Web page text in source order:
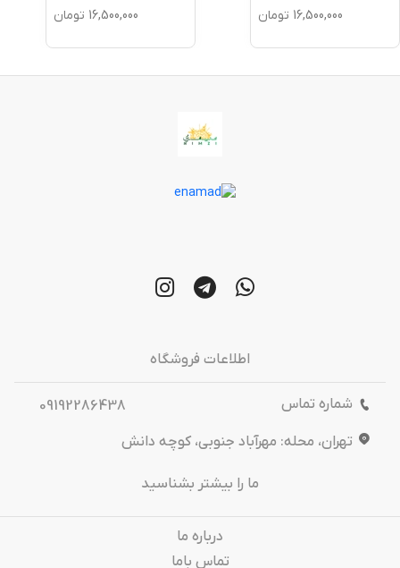
16,500,000 تومان 16,500,000 تومان
اطلاعات فروشگاه
شماره تماس
09192286438
تهران، محله: مهرآباد جنوبی، کوچه دانش
ما را بیشتر بشناسید
درباره‌ ما
تماس باما